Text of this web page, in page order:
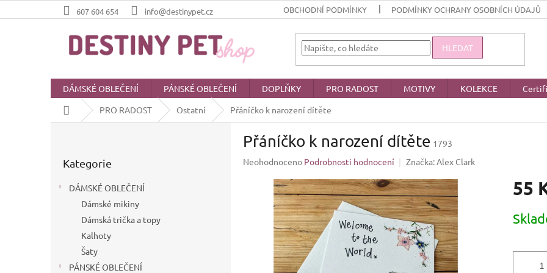
na
607 604 654 info@destinypet.cz OBCHODNÍ PODMÍNKY PODMÍNKY OCHRANY OSOBNÍCH ÚDAJŮ
HLEDAT
DÁMSKÉ OBLEČENÍ PÁNSKÉ OBLEČENÍ DOPLŇKY PRO RADOST MOTIVY KOLEKCE
Domů
PRO RADOST Ostatní Přáníčko k narození dítěte
kategorie
Kategorie
DÁMSKÉ OBLEČENÍ
Dámské mikiny
Dámská trička a topy
Kalhoty
Šaty
PÁNSKÉ OBLEČENÍ
Přáníčko k narození dítěte 1793
Průměrné
produktu
hvězdiček.
Neohodnoceno Podrobnosti hodnocení Značka:Alex Clark
55
cena: